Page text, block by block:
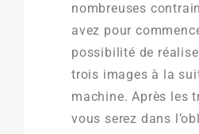
nombreuses
avez pour
possibilité de
trois images à la
machine. Après les
vous serez dans